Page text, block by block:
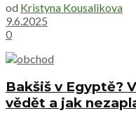
od Kristyna Kousalikova
9.6.2025
0
Bakšiš v Egyptě?
vědět a jak